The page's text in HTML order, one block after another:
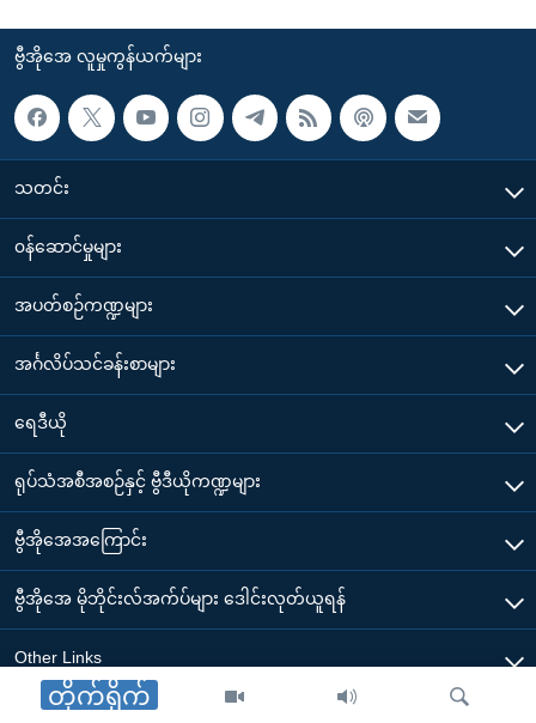
တိုက်ရိုက်
ဗွီအိုအေ လူမှုကွန်ယက်များ
သတင်း
၀န်ဆောင်မှုများ
အပတ်စဉ်ကဏ္ဍများ
အင်္ဂလိပ်သင်ခန်းစာများ
ရေဒီယို
ရုပ်သံအစီအစဉ်နှင့် ဗွီဒီယိုကဏ္ဍများ
ဗွီအိုအေအကြောင်း
ဗွီအိုအေ မိုဘိုင်းလ်အက်ပ်များ ဒေါင်းလုတ်ယူရန်
Other Links